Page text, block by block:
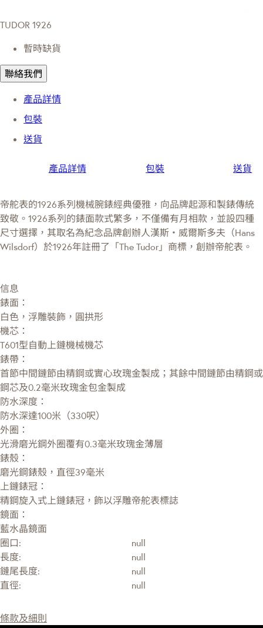
TUDOR 1926
暫時缺貨
聯絡我們
產品詳情
包裝
送貨
產品詳情 包裝 送貨
帝舵表的1926系列機械腕錶經典優雅，向品牌起源和製錶傳統
致敬。1926系列的錶面款式繁多，不僅備有月相款，並設四種
尺寸選擇，其取名為紀念品牌創辦人漢斯・威爾斯多夫（Hans
Wilsdorf）於1926年註冊了「The Tudor」商標，創辦帝舵表。
信息
錶面：
白色，浮雕裝飾，圓拱形
機芯：
T601型自動上鏈機械機芯
錶帶：
首節中間鏈節由精鋼或實心玫瑰金製成；其餘中間鏈節由精鋼或
鋼芯及0.2毫米玫瑰金包金製成
防水深度：
防水深達100米（330呎）
外圈：
光滑磨光鋼外圈覆有0.3毫米玫瑰金薄層
錶殼：
磨光鋼錶殼，直徑39毫米
上鏈錶冠：
精鋼旋入式上鏈錶冠，飾以浮雕帝舵表標誌
鏡面：
藍水晶鏡面
圈口:
null
長度:
null
鏈尾長度:
null
直徑:
null
條款及細則